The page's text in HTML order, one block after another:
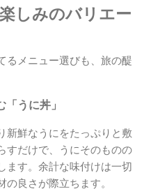
しみのバリエー
るメニュー選びも、旅の醍
うに丼」
新鮮なうにをたっぷりと敷
すだけで、うにそのものの
ます。余計な味付けは一切
良さが際立ちます。